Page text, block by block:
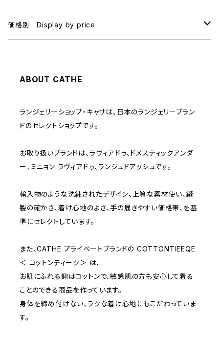
B75
C70
C75
E70
BLACK
BEIGE
NAVY
YELLOW
PURPLE
BLUE
ORANGE
価格別 Display by price
1000~
2000~
5000~
ABOUT CATHE
ランジェリーショップ・キャサは、日本のランジェリーブラン
ドのセレクトショップです。
お取り扱いブランドは、ラヴィアドゥ、ドメスティックアンダ
ー、ミニョン ラヴィアドゥ、ランジュドアッシュです。
輸入物のような洗練されたデザイン、上質な素材使い、縫
製の確かさ、着け心地のよさ、手の届きやすい価格帯、を基
準にセレクトしています。
また、CATHE プライベートブランドの COTTONTIEEQE
＜ コットンティーク＞ は、
お肌にふれる側はコットンで、敏感肌の方も安心して着る
ことのできる商品を作っています。
身体を締め付けない、ラクな着け心地にもこだわっていま
す。